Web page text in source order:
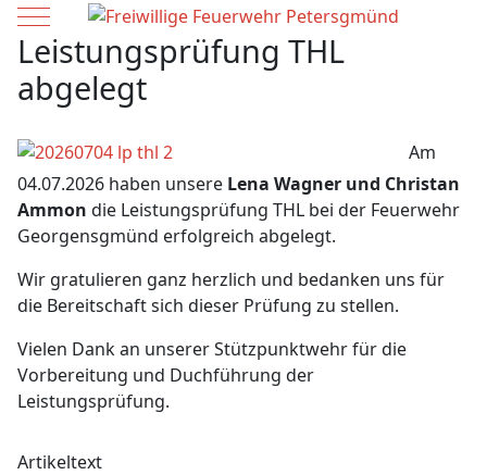
Mobile Menu Toggle
Leistungsprüfung THL
abgelegt
Am
04.07.2026 haben unsere Lena Wagner und Christan
Ammon die Leistungsprüfung THL bei der Feuerwehr
Georgensgmünd erfolgreich abgelegt.
Wir gratulieren ganz herzlich und bedanken uns für
die Bereitschaft sich dieser Prüfung zu stellen.
Vielen Dank an unserer Stützpunktwehr für die
Vorbereitung und Duchführung der
Leistungsprüfung.
Artikeltext